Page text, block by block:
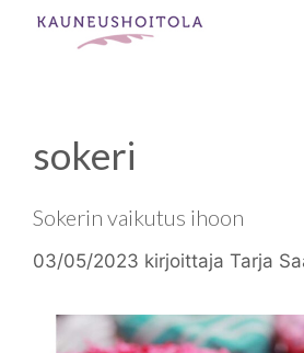
Siirry
sokeri
Sokerin vaikutus ihoon
03/05/2023 kirjoittaja Tarja